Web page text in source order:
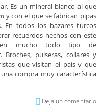
Es un mineral blanco al que
y con el que se fabrican pipas
En todos los bazares turcos
recuerdos hechos con este
mucho todo tipo de
pulseras, collares y
que visitan el país y que
compra muy característica
Deja un comentario